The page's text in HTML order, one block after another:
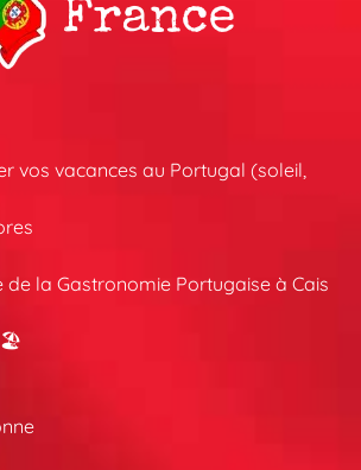
vos vacances au Portugal (soleil,
la Gastronomie Portugaise à Cais
🏖️